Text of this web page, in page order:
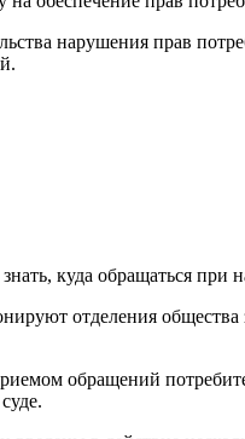
нарушения прав
куда обращаться при
отделения
обращений